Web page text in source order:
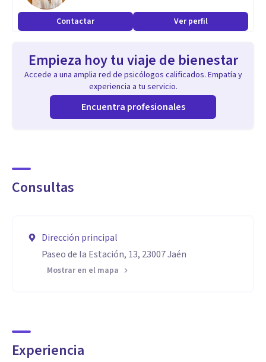
Contactar Ver perfil
Empieza hoy tu viaje de bienestar
Accede a una amplia red de psicólogos calificados. Empatía y
experiencia a tu servicio.
Encuentra profesionales
Consultas
Dirección principal
Paseo de la Estación, 13, 23007 Jaén
Mostrar en el mapa
Experiencia